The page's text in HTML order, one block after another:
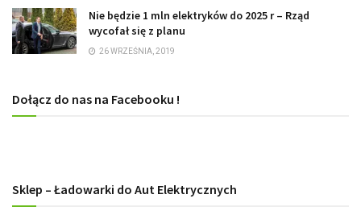
Nie będzie 1 mln elektryków do 2025 r – Rząd
wycofał się z planu
26 WRZEŚNIA, 2019
Dołącz do nas na Facebooku !
Sklep – Ładowarki do Aut Elektrycznych